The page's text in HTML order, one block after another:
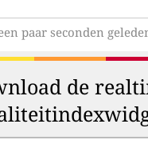
paar seconden
de